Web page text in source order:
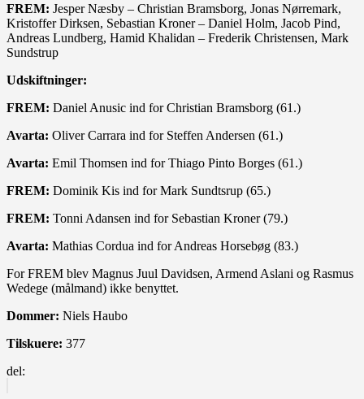
FREM: Jesper Næsby – Christian Bramsborg, Jonas Nørremark,
Kristoffer Dirksen, Sebastian Kroner – Daniel Holm, Jacob Pind,
Andreas Lundberg, Hamid Khalidan – Frederik Christensen, Mark
Sundstrup
Udskiftninger:
FREM: Daniel Anusic ind for Christian Bramsborg (61.)
Avarta: Oliver Carrara ind for Steffen Andersen (61.)
Avarta: Emil Thomsen ind for Thiago Pinto Borges (61.)
FREM: Dominik Kis ind for Mark Sundtsrup (65.)
FREM: Tonni Adansen ind for Sebastian Kroner (79.)
Avarta: Mathias Cordua ind for Andreas Horsebøg (83.)
For FREM blev Magnus Juul Davidsen, Armend Aslani og Rasmus
Wedege (målmand) ikke benyttet.
Dommer: Niels Haubo
Tilskuere: 377
del: